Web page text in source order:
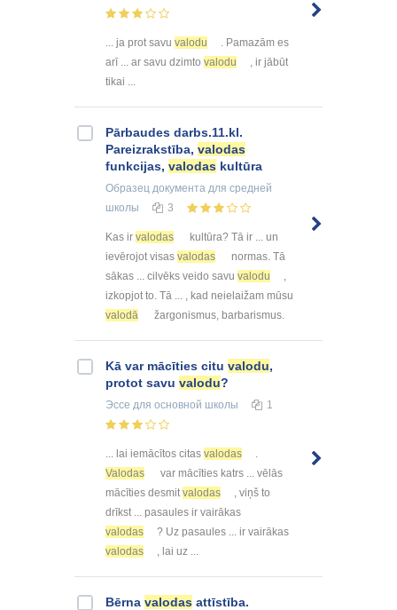
... ja prot savu valodu
. Pamazām es
arī ... ar savu dzimto valodu
, ir jābūt
tikai ...
Pārbaudes darbs.11.kl.
Pareizrakstība, valodas
funkcijas, valodas kultūra
Образец документа для средней
школы
3
Kas ir valodas
kultūra? Tā ir ... un
ievērojot visas valodas
normas. Tā
sākas ... cilvēks veido savu valodu
izkopjot to. Tā ... , kad neielaižam mūsu
valodā
žargonismus, barbarismus.
Kā var mācīties citu valodu,
protot savu valodu?
Эссе для основной школы 1
... lai iemācītos citas valodas
Valodas
var mācīties katrs ... vēlās
mācīties desmit valodas
, viņš to
drīkst ... pasaules ir vairākas
valodas
? Uz pasaules ... ir vairākas
valodas
, lai uz ...
Bērna valodas attīstība.